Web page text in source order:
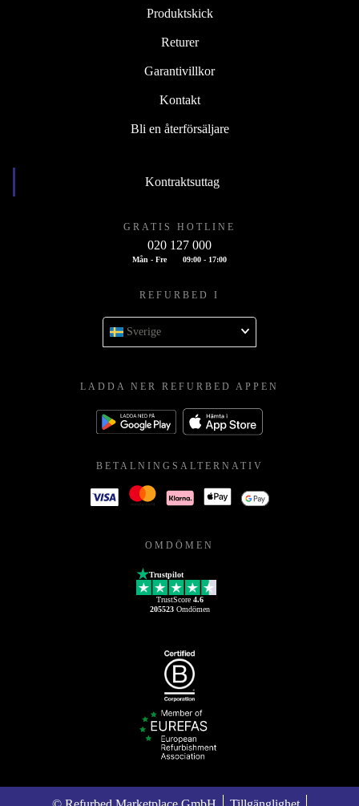
Produktskick
Returer
Garantivillkor
Kontakt
Bli en återförsäljare
Kontraktsuttag
GRATIS HOTLINE
020 127 000
Mån - Fre 09:00 - 17:00
REFURBED I
Sverige
LADDA NER REFURBED APPEN
BETALNINGSALTERNATIV
OMDÖMEN
Trustpilot
TrustScore 4.6
205523Omdömen